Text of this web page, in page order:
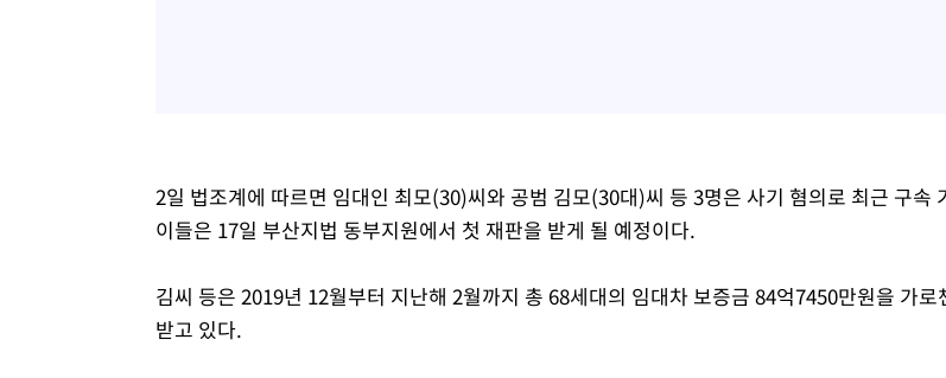
2일 법조계에 따르면 임대인 최모(30)씨와 공범 김모(30대)씨 등 3명은 사기 혐의로 최근 구속
이들은 17일 부산지법 동부지원에서 첫 재판을 받게 될 예정이다.
김씨 등은 2019년 12월부터 지난해 2월까지 총 68세대의 임대차 보증금 84억7450만원을 가로
받고 있다.